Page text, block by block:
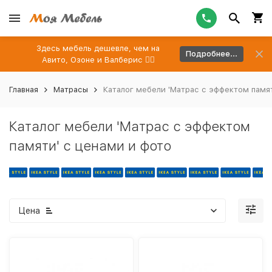
Здесь мебель дешевле, чем на
Авито, Озоне и Валберис 👉🏻
Подробнее...
Главная Матрасы Каталог мебели 'Матрас с эффектом
Каталог мебели 'Матрас с эффектом
памяти' с ценами и фото
Цена